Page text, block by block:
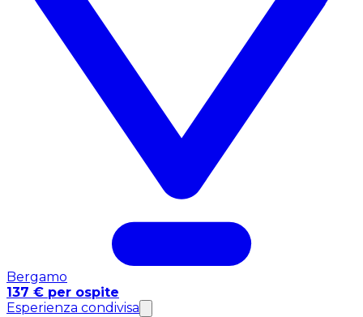
Bergamo
137 € per ospite
Esperienza condivisa